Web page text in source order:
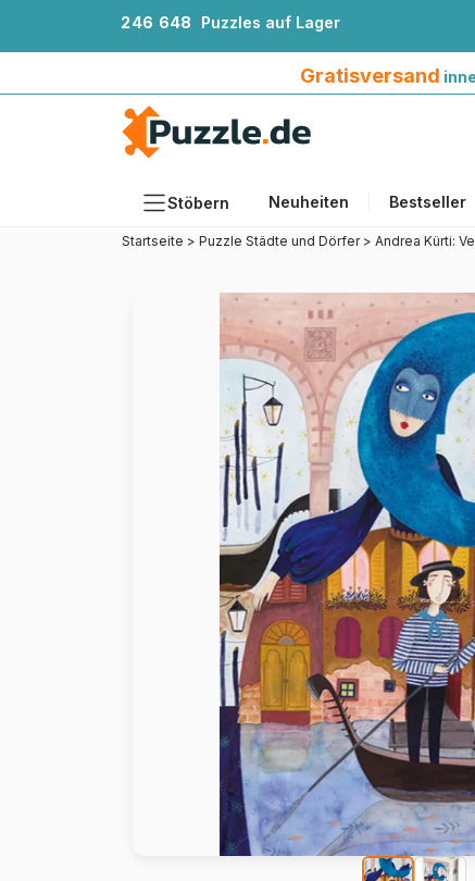
246 648 Puzzles auf Lager
Gratisversand
Stöbern Neuheiten Bestseller
Künstlerinnen und Künstler
Holzpuzzles
Malen nach Zahlen
Startseite > Puzzle Städte und Dörfer > Andrea Kürti: